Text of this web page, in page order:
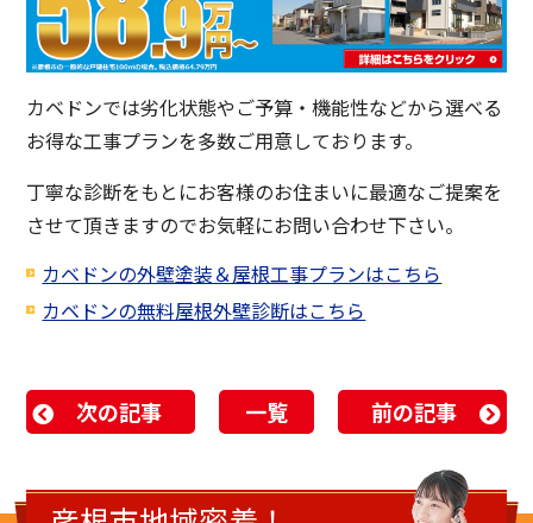
カベドンでは劣化状態やご予算・機能性などから選べる
お得な工事プランを多数ご用意しております。
丁寧な診断をもとにお客様のお住まいに最適なご提案を
させて頂きますのでお気軽にお問い合わせ下さい。
カベドンの外壁塗装＆屋根工事プランはこちら
カベドンの無料屋根外壁診断はこちら
次の記事 一覧 前の記事